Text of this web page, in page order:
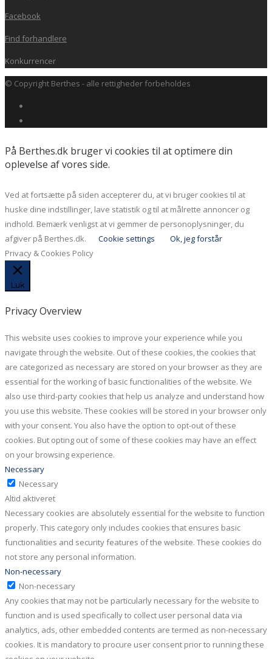
Facebook
Find forhandlere
Konkurrencer
© Copyright Berthes - alle rettigheder forbeholdes
På Berthes.dk bruger vi cookies til at optimere din
oplevelse af vores side.
Ved at fortsætte på siden accepterer du, at vi bruger cookies til at
huske dine indstillinger, lave statistik og til at målrette annoncer og
indhold. Bemærk venligst at vi gemmer de personoplysninger, du
afgiver på Berthes.dk.
Cookie settings
Ok, jeg forstår
Privacy & Cookies Policy
Luk
Privacy Overview
This website uses cookies to improve your experience while you
navigate through the website. Out of these cookies, the cookies that
are categorized as necessary are stored on your browser as they are
essential for the working of basic functionalities of the website. We
also use third-party cookies that help us analyze and understand how
you use this website. These cookies will be stored in your browser only
with your consent. You also have the option to opt-out of these
cookies. But opting out of some of these cookies may have an effect
on your browsing experience.
Necessary
Necessary
Altid aktiveret
Necessary cookies are absolutely essential for the website to function
properly. This category only includes cookies that ensures basic
functionalities and security features of the website. These cookies do
not store any personal information.
Non-necessary
Non-necessary
Any cookies that may not be particularly necessary for the website to
function and is used specifically to collect user personal data via
analytics, ads, other embedded contents are termed as non-necessary
cookies. It is mandatory to procure user consent prior to running these